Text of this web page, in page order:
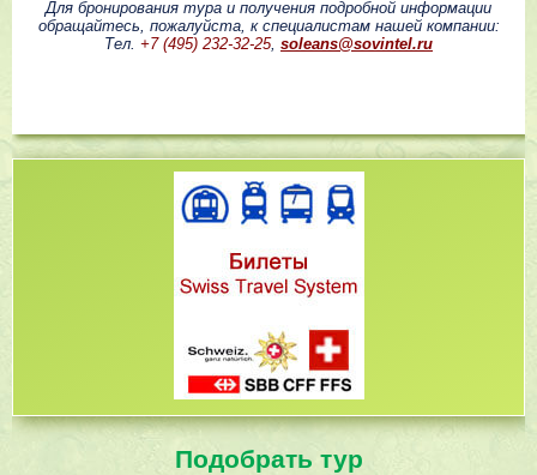
Для бронирования тура и получения подробной информации
обращайтесь, пожалуйста, к специалистам нашей компании:
Тел. +7 (495) 232-32-25, soleans@sovintel.ru
Подобрать тур